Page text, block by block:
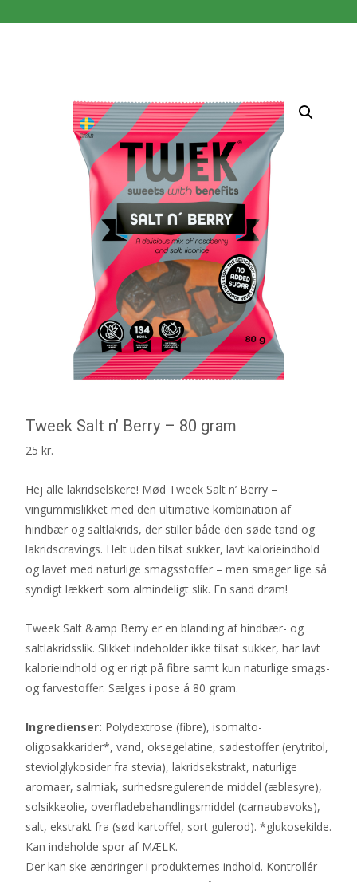
Tweek Salt n’ Berry – 80 gram
25 kr.
Hej alle lakridselskere! Mød Tweek Salt n’ Berry –
vingummislikket med den ultimative kombination af
hindbær og saltlakrids, der stiller både den søde tand og
lakridscravings. Helt uden tilsat sukker, lavt kalorieindhold
og lavet med naturlige smagsstoffer – men smager lige så
syndigt lækkert som almindeligt slik. En sand drøm!
Tweek Salt &amp Berry er en blanding af hindbær- og
saltlakridsslik. Slikket indeholder ikke tilsat sukker, har lavt
kalorieindhold og er rigt på fibre samt kun naturlige smags-
og farvestoffer. Sælges i pose á 80 gram.
Ingredienser: Polydextrose (fibre), isomalto-
oligosakkarider*, vand, oksegelatine, sødestoffer (erytritol,
steviolglykosider fra stevia), lakridsekstrakt, naturlige
aromaer, salmiak, surhedsregulerende middel (æblesyre),
solsikkeolie, overfladebehandlingsmiddel (carnaubavoks),
salt, ekstrakt fra (sød kartoffel, sort gulerod). *glukosekilde.
Kan indeholde spor af MÆLK.
Der kan ske ændringer i produkternes indhold. Kontrollér